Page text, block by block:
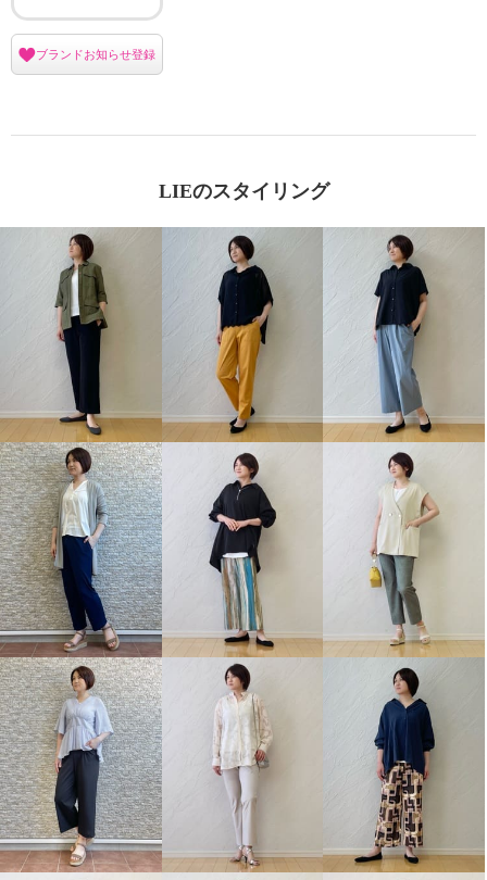
ブランドお知らせ登録
LIEのスタイリング